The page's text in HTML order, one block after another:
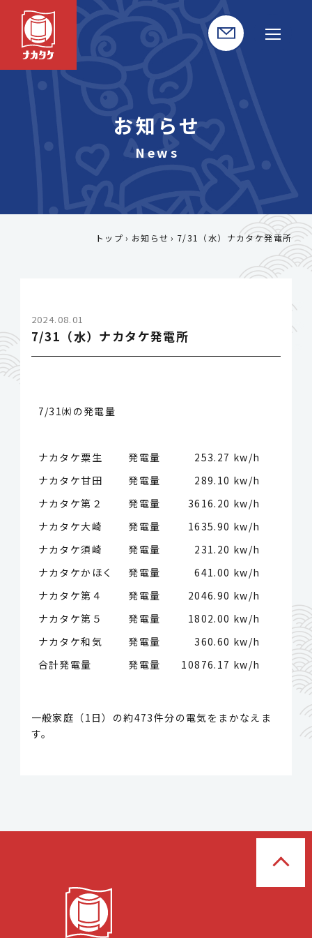
お知らせ
トップ お知らせ 7/31（水）ナカタケ発電所
2024.08.01
7/31（水）ナカタケ発電所
7/31㈬の発電量
ナカタケ粟生 発電量
253.27 kw/h
ナカタケ甘田 発電量
289.10 kw/h
ナカタケ第２ 発電量
3616.20 kw/h
ナカタケ大崎 発電量
1635.90 kw/h
ナカタケ須崎 発電量
231.20 kw/h
ナカタケかほく 発電量
641.00 kw/h
ナカタケ第４ 発電量
2046.90 kw/h
ナカタケ第５ 発電量
1802.00 kw/h
ナカタケ和気 発電量
360.60 kw/h
合計発電量 発電量
10876.17 kw/h
一般家庭（1日）の約473件分の電気をまかなえま
す。